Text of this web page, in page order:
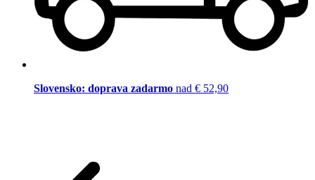
Slovensko: doprava zadarmo nad € 52,90